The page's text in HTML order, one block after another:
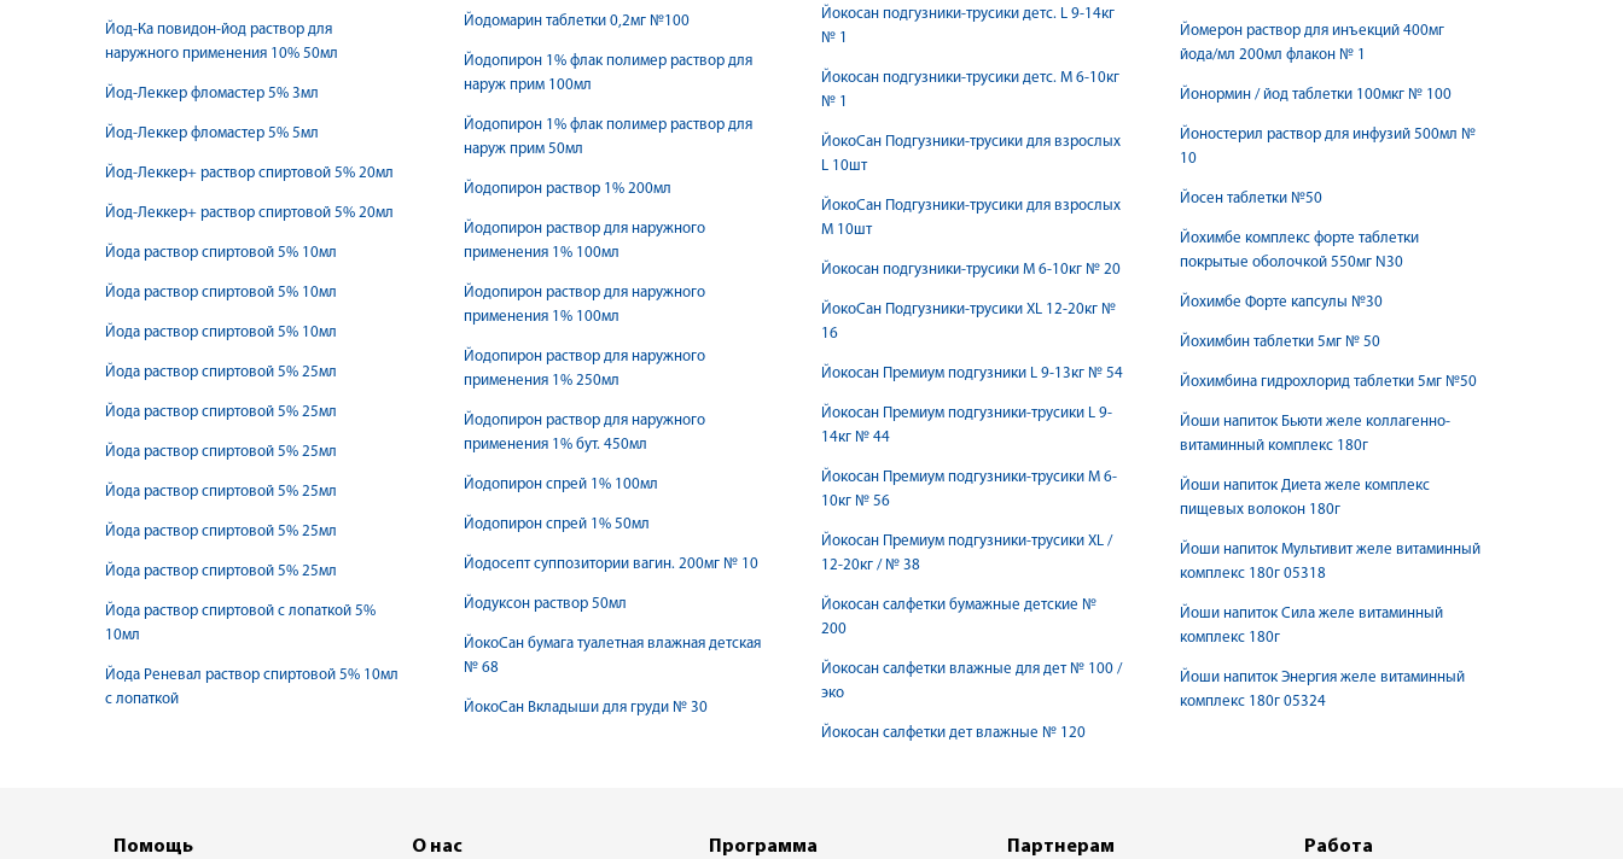
Йод-Ка повидон-йод раствор для
наружного применения 10% 50мл
Йод-Леккер фломастер 5% 3мл
Йод-Леккер фломастер 5% 5мл
Йод-Леккер+ раствор спиртовой 5% 20мл
Йод-Леккер+ раствор спиртовой 5% 20мл
Йода раствор спиртовой 5% 10мл
Йода раствор спиртовой 5% 10мл
Йода раствор спиртовой 5% 10мл
Йода раствор спиртовой 5% 25мл
Йода раствор спиртовой 5% 25мл
Йода раствор спиртовой 5% 25мл
Йода раствор спиртовой 5% 25мл
Йода раствор спиртовой 5% 25мл
Йода раствор спиртовой 5% 25мл
Йода раствор спиртовой с лопаткой 5%
10мл
Йода Реневал раствор спиртовой 5% 10мл
с лопаткой
Йодомарин таблетки 0,2мг №100
Йодопирон 1% флак полимер раствор для
наруж прим 100мл
Йодопирон 1% флак полимер раствор для
наруж прим 50мл
Йодопирон раствор 1% 200мл
Йодопирон раствор для наружного
применения 1% 100мл
Йодопирон раствор для наружного
применения 1% 100мл
Йодопирон раствор для наружного
применения 1% 250мл
Йодопирон раствор для наружного
применения 1% бут. 450мл
Йодопирон спрей 1% 100мл
Йодопирон спрей 1% 50мл
Йодосепт суппозитории вагин. 200мг № 10
Йодуксон раствор 50мл
ЙокоСан бумага туалетная влажная детская
№ 68
ЙокоСан Вкладыши для груди № 30
Йокосан подгузники-трусики детс. L 9-14кг
№ 1
Йокосан подгузники-трусики детс. М 6-10кг
№ 1
ЙокоСан Подгузники-трусики для взрослых
L 10шт
ЙокоСан Подгузники-трусики для взрослых
M 10шт
Йокосан подгузники-трусики М 6-10кг № 20
ЙокоСан Подгузники-трусики ХL 12-20кг №
16
Йокосан Премиум подгузники L 9-13кг № 54
Йокосан Премиум подгузники-трусики L 9-
14кг № 44
Йокосан Премиум подгузники-трусики М 6-
10кг № 56
Йокосан Премиум подгузники-трусики ХL /
12-20кг / № 38
Йокосан салфетки бумажные детские №
200
Йокосан салфетки влажные для дет № 100 /
эко
Йокосан салфетки дет влажные № 120
Йомерон раствор для инъекций 400мг
йода/мл 200мл флакон № 1
Йонормин / йод таблетки 100мкг № 100
Йоностерил раствор для инфузий 500мл №
10
Йосен таблетки №50
Йохимбе комплекс форте таблетки
покрытые оболочкой 550мг N30
Йохимбе Форте капсулы №30
Йохимбин таблетки 5мг № 50
Йохимбина гидрохлорид таблетки 5мг №50
Йоши напиток Бьюти желе коллагенно-
витаминный комплекс 180г
Йоши напиток Диета желе комплекс
пищевых волокон 180г
Йоши напиток Мультивит желе витаминный
комплекс 180г 05318
Йоши напиток Сила желе витаминный
комплекс 180г
Йоши напиток Энергия желе витаминный
комплекс 180г 05324
Помощь
О нас
Программа
Партнерам
Работа